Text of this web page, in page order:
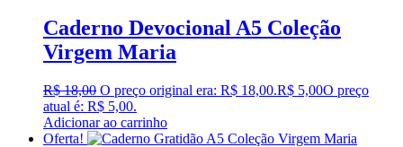
Caderno Devocional A5 Coleção
Virgem Maria
R$18,00 O preço original era: R$ 18,00.R$ 5,00O preço
atual é: R$ 5,00.
Adicionar ao carrinho
Oferta!